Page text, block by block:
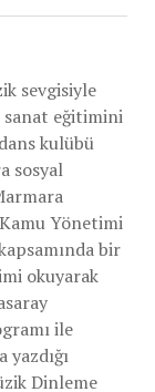
sevgisiyle
sanat eğitimini
kulübü
sosyal
Yönetimi
bir
okuyarak
ile
Dinleme